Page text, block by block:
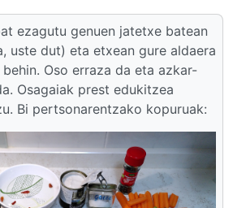
ezagutu genuen jatetxe batean
uste dut) eta etxean gure aldaera
Oso erraza da eta azkar-
Osagaiak prest edukitzea
Bi pertsonarentzako kopuruak: